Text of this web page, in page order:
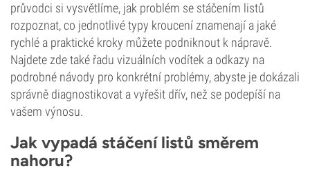
průvodci si vysvětlíme, jak problém se stáčením listů
rozpoznat, co jednotlivé typy kroucení znamenají a jaké
rychlé a praktické kroky můžete podniknout k nápravě.
Najdete zde také řadu vizuálních vodítek a odkazy na
podrobné návody pro konkrétní problémy, abyste je dokázali
správně diagnostikovat a vyřešit dřív, než se podepíší na
vašem výnosu.
Jak vypadá stáčení listů směrem
nahoru?